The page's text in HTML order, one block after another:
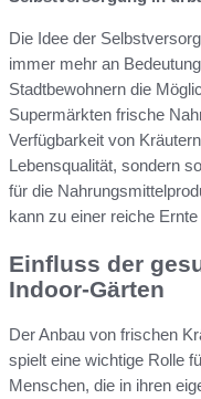
Die Idee der
immer mehr an
Stadtbewohnern die
Supermärkten frische
Verfügbarkeit von
Lebensqualität, sondern
für die
kann zu einer reiche
Einfluss der
Indoor-Gärten
Der Anbau von frischen
spielt eine wichtige Rolle
Menschen, die in ihren